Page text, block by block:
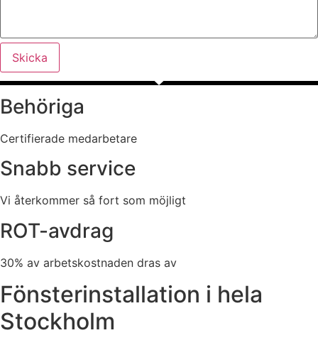
Skicka
Behöriga
Certifierade medarbetare
Snabb service
Vi återkommer så fort som möjligt
ROT-avdrag
30% av arbetskostnaden dras av
Fönsterinstallation i hela
Stockholm